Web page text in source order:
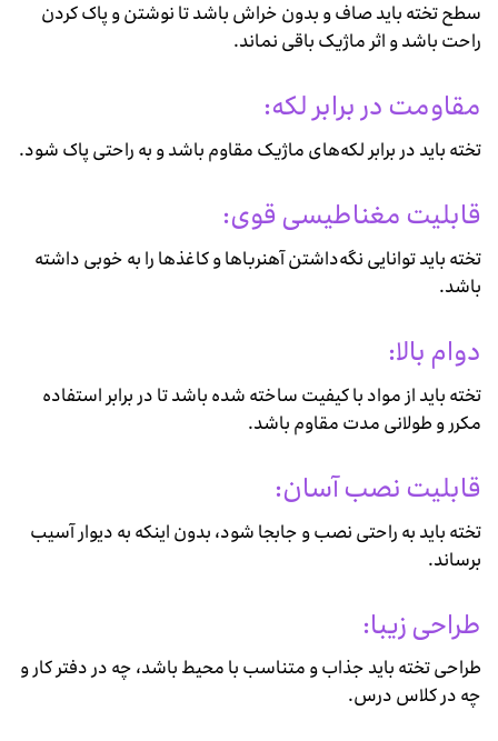
سطح تخته باید صاف و بدون خراش باشد تا نوشتن و پاک کردن
راحت باشد و اثر ماژیک باقی نماند.
مقاومت در برابر لکه:
تخته باید در برابر لکه‌های ماژیک مقاوم باشد و به راحتی پاک شود.
قابلیت مغناطیسی قوی:
تخته باید توانایی نگه‌داشتن آهنرباها و کاغذها را به خوبی داشته
باشد.
دوام بالا:
تخته باید از مواد با کیفیت ساخته شده باشد تا در برابر استفاده
مکرر و طولانی مدت مقاوم باشد.
قابلیت نصب آسان:
تخته باید به راحتی نصب و جابجا شود، بدون اینکه به دیوار آسیب
برساند.
طراحی زیبا:
طراحی تخته باید جذاب و متناسب با محیط باشد، چه در دفتر کار و
چه در کلاس درس.